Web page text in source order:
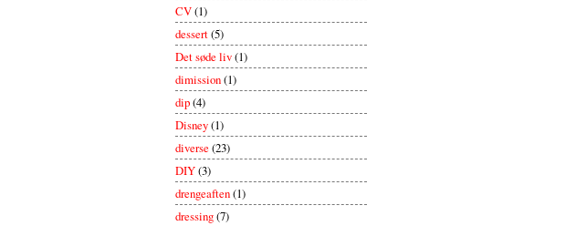
CV(1)
dessert(5)
Det søde liv(1)
dimission(1)
dip(4)
Disney(1)
diverse(23)
DIY(3)
drengeaften(1)
dressing(7)